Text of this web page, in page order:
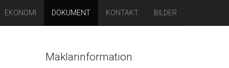
EKONOMI DOKUMENT KONTAKT BILDER
Mäklarinformation